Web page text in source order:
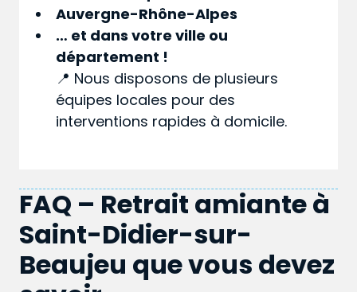
Auvergne-Rhône-Alpes
… et dans votreville ou
département !
📍 Nous disposons de plusieurs
équipes locales pour des
interventions rapides à domicile.
FAQ – Retrait amiante à
Saint-Didier-sur-
Beaujeu que vous devez